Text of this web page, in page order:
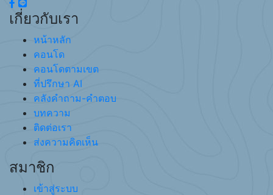
เกี่ยวกับเรา
หน้าหลัก
คอนโด
คอนโดตามเขต
ที่ปรึกษา AI
คลังคำถาม-คำตอบ
บทความ
ติดต่อเรา
ส่งความคิดเห็น
สมาชิก
เข้าสู่ระบบ